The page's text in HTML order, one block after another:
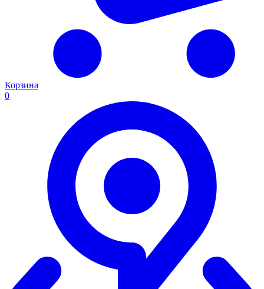
Корзина
0